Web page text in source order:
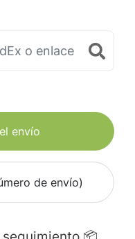
envío
de envío)